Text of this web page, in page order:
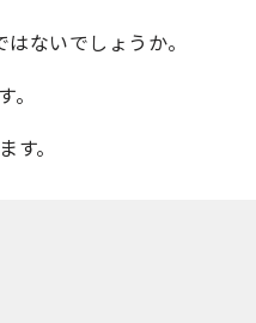
ないでしょうか。
。
。